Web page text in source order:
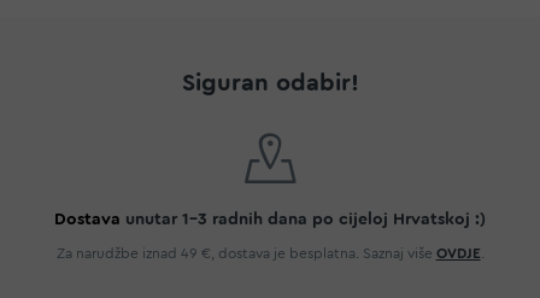
Siguran odabir!
Dostava unutar 1-3 radnih dana po cijeloj Hrvatskoj :)
Za narudžbe iznad 49 €, dostava je besplatna. Saznaj više OVDJE